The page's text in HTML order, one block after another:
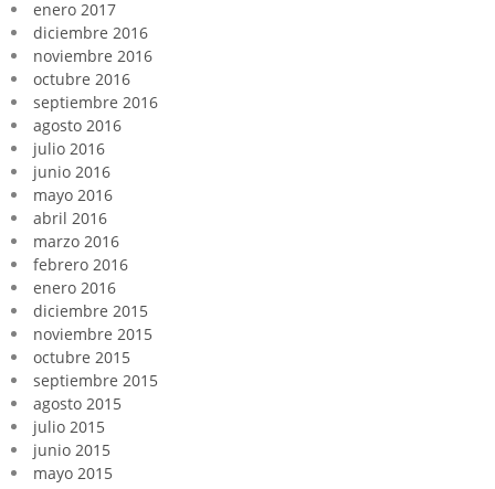
enero 2017
diciembre 2016
noviembre 2016
octubre 2016
septiembre 2016
agosto 2016
julio 2016
junio 2016
mayo 2016
abril 2016
marzo 2016
febrero 2016
enero 2016
diciembre 2015
noviembre 2015
octubre 2015
septiembre 2015
agosto 2015
julio 2015
junio 2015
mayo 2015